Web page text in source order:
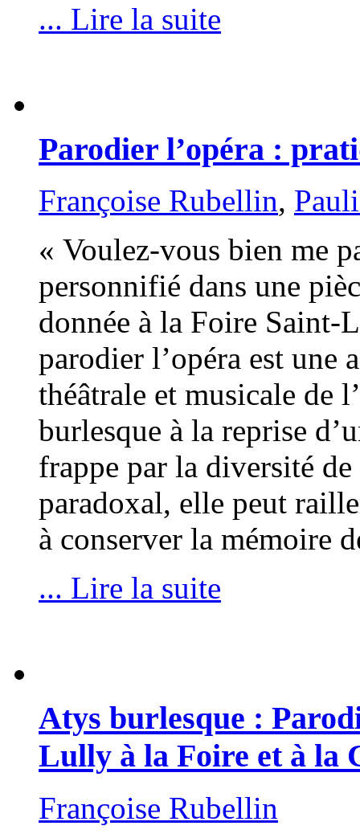
... Lire la suite
Parodier l’opéra :
Françoise Rubellin,
« Voulez-vous bien me
personnifié dans une
donnée à la Foire Saint-
parodier l’opéra est
théâtrale et musicale de
burlesque à la reprise
frappe par la diversité
paradoxal, elle peut
à conserver la mémoire
... Lire la suite
Atys burlesque :
Lully à la Foire et à la
Françoise Rubellin